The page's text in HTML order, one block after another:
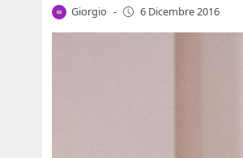
Giorgio - 6 Dicembre 2016